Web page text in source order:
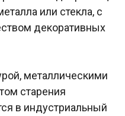
или стекла, с
декоративных
металлическими
старения
в индустриальный